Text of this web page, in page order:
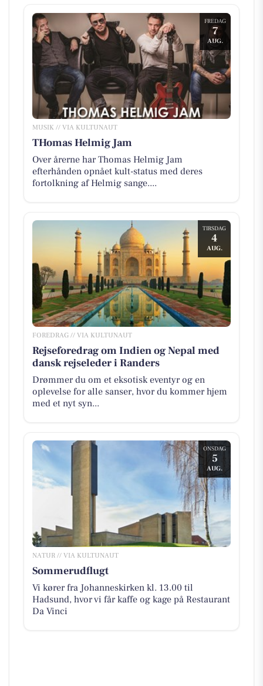
FREDAG
7
AUG.
MUSIK // VIA KULTUNAUT
THomas Helmig Jam
Over årerne har Thomas Helmig Jam
efterhånden opnået kult-status med deres
fortolkning af Helmig sange....
TIRSDAG
4
AUG.
FOREDRAG // VIA KULTUNAUT
Rejseforedrag om Indien og Nepal med
dansk rejseleder i Randers
Drømmer du om et eksotisk eventyr og en
oplevelse for alle sanser, hvor du kommer hjem
med et nyt syn...
ONSDAG
5
AUG.
NATUR // VIA KULTUNAUT
Sommerudflugt
Vi kører fra Johanneskirken kl. 13.00 til
Hadsund, hvor vi får kaffe og kage på Restaurant
Da Vinci